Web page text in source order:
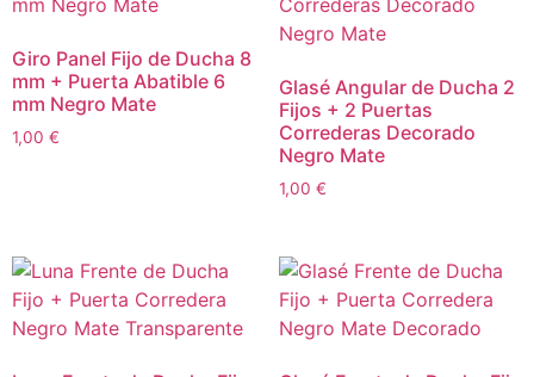
Giro Panel Fijo de Ducha 8
mm + Puerta Abatible 6
mm Negro Mate
1,00 €
Glasé Angular de Ducha 2
Fijos + 2 Puertas
Correderas Decorado
Negro Mate
1,00 €